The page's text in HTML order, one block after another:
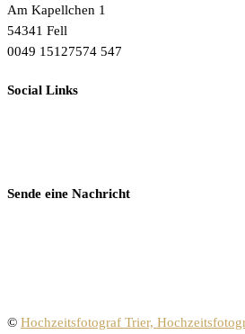
Am Kapellchen 1
54341 Fell
0049 15127574 547
Social Links
Sende eine Nachricht
© Hochzeitsfotograf Trier,